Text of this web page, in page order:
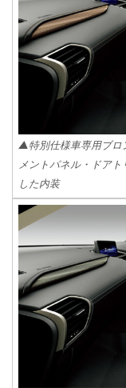
▲特別仕様車専用ブロ
メントパネル・ドア
した内装